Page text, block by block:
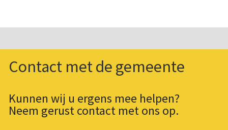
Contact met de gemeente
Kunnen wij u ergens mee helpen?
Neem gerust contact met ons op.